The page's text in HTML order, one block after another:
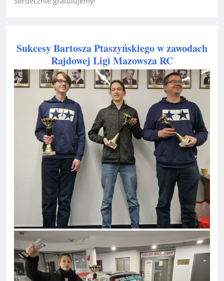
Sukcesy Bartosza Ptaszyńskiego w zawodach
Rajdowej Ligi Mazowsza RC